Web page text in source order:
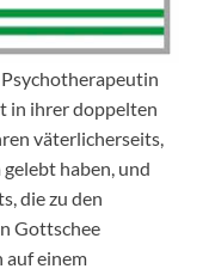
in ihrer doppelten
väterlicherseits,
haben, und
die zu den
Gottschee
auf einem